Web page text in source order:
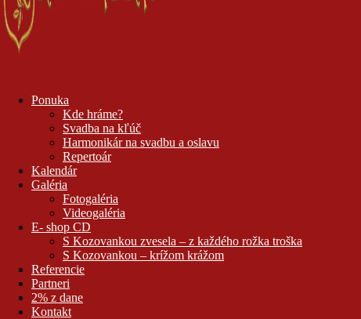
Hudobná skupina KOZOVANKA
pre všetky kultúrno-spoločenské podujatia +421 944 311 950
Ponuka
Kde hráme?
Svadba na kľúč
Harmonikár na svadbu a oslavu
Repertoár
Kalendár
Galéria
Fotogaléria
Videogaléria
E- shop CD
S Kozovankou zvesela – z každého rožka troška
S Kozovankou – krížom krážom
Referencie
Partneri
2% z dane
Kontakt